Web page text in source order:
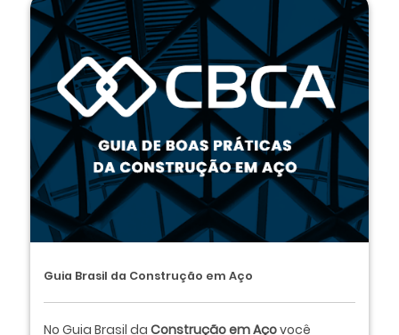
Guia Brasil da Construção em Aço
No Guia Brasil daConstrução em Açovocê